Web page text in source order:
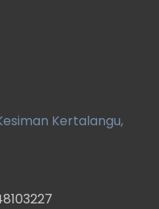
Kertalangu,